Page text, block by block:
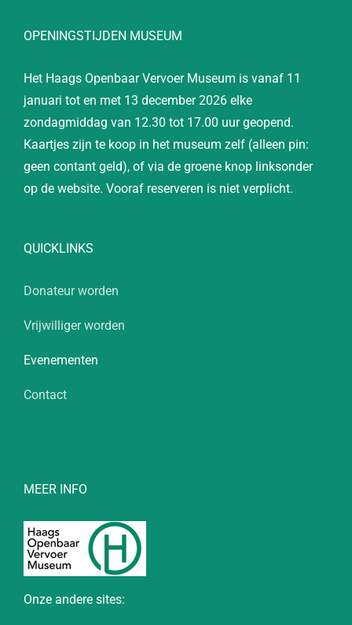
OPENINGSTIJDEN MUSEUM
Het Haags Openbaar Vervoer Museum is vanaf 11
januari tot en met 13 december 2026 elke
zondagmiddag van 12.30 tot 17.00 uur geopend.
Kaartjes zijn te koop in het museum zelf (alleen pin:
geen contant geld), of via de groene knop linksonder
op de website. Vooraf reserveren is niet verplicht.
QUICKLINKS
Donateur worden
Vrijwilliger worden
Evenementen
Contact
MEER INFO
Onze andere sites: